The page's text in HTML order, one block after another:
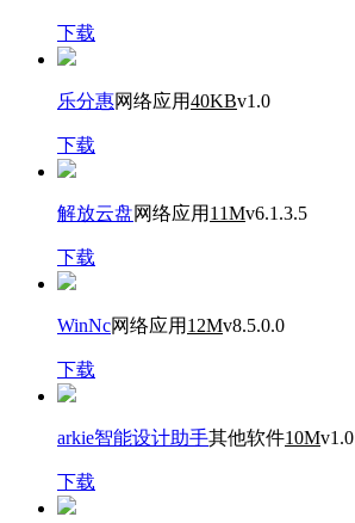
下载
乐分惠网络应用40KBv1.0
下载
解放云盘网络应用 11Mv6.1.3.5
下载
WinNc网络应用 12Mv8.5.0.0
下载
arkie智能设计助手其他软件10Mv1.0
下载